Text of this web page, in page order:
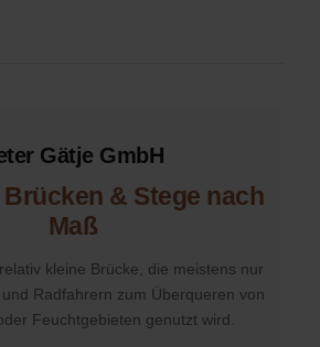
Gätje GmbH
& Stege nach
Maß
kleine Brücke, die meistens nur
Radfahrern zum Überqueren von
Feuchtgebieten genutzt wird.